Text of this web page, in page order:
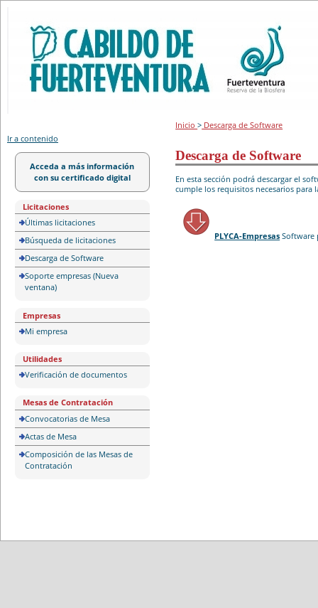
Ir a contenido
Acceda a más información
con su certificado digital
Licitaciones
Últimas licitaciones
Búsqueda de licitaciones
Descarga de Software
Soporte empresas (Nueva
ventana)
Empresas
Mi empresa
Utilidades
Verificación de documentos
Mesas de Contratación
Convocatorias de Mesa
Actas de Mesa
Composición de las Mesas de
Contratación
Inicio> Descarga de Software
Descarga de Software
En esta sección podrá descargar el
cumple los requisitos necesarios para
PLYCA-Empresas Software